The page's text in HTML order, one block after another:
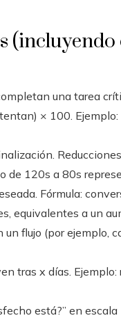
(incluyendo
una tarea
× 100.
de 120s a 80s
Fórmula:
equivalentes a un
flujo (por ejemplo,
tras x días.
está?” en